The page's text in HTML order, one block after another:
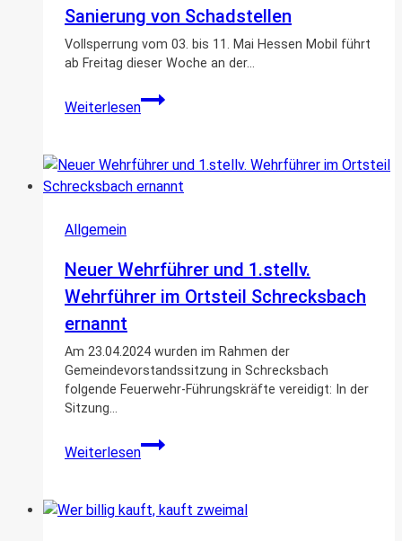
Sanierung von Schadstellen
Vollsperrung vom 03. bis 11. Mai Hessen Mobil führt
ab Freitag dieser Woche an der…
Weiterlesen
L
3156
–
Holzburg:
Allgemein
Neuer Wehrführer und 1.stellv.
Wehrführer im Ortsteil Schrecksbach
ernannt
Am 23.04.2024 wurden im Rahmen der
Gemeindevorstandssitzung in Schrecksbach
folgende Feuerwehr-Führungskräfte vereidigt: In der
Sitzung…
Weiterlesen
Neuer
Wehrführer
1.stellv.